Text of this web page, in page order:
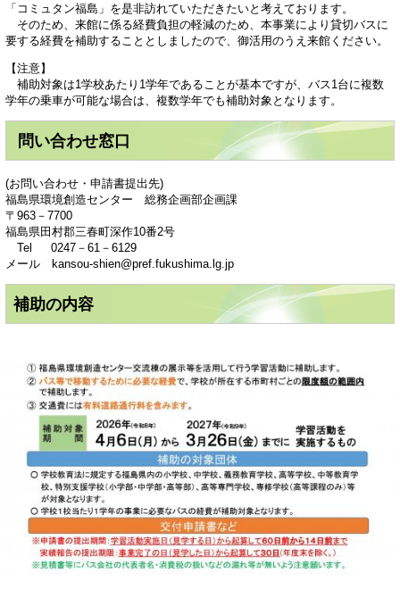
「コミュタン福島」を是非訪れていただきたいと考えております。
そのため、来館に係る経費負担の軽減のため、本事業により貸切バスに
要する経費を補助することとしましたので、御活用のうえ来館ください。
【注意】
補助対象は1学校あたり1学年であることが基本ですが、バス1台に複数
学年の乗車が可能な場合は、複数学年でも補助対象となります。
問い合わせ窓口
(お問い合わせ・申請書提出先)
福島県環境創造センター 総務企画部企画課
〒963－7700
福島県田村郡三春町深作10番2号
Tel 0247－61－6129
メール kansou-shien@pref.fukushima.lg.jp
補助の内容